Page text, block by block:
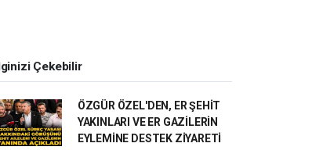
İlginizi Çekebilir
ÖZGÜR ÖZEL'DEN, ER ŞEHİT
YAKINLARI VE ER GAZİLERİN
EYLEMİNE DESTEK ZİYARETİ